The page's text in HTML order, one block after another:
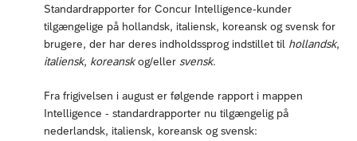
Standardrapporter for Concur Intelligence-kunder
tilgængelige på hollandsk, italiensk, koreansk og svensk for
brugere, der har deres indholdssprog indstillet til hollandsk,
italiensk, koreanskog/eller svensk.
Fra frigivelsen i august er følgende rapport i mappen
Intelligence - standardrapporter nu tilgængelig på
nederlandsk, italiensk, koreansk og svensk: